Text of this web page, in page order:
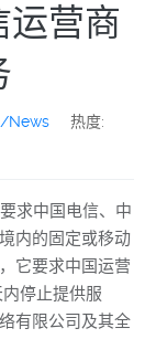
运营商
/News
热度:
求中国电信、中
内的固定或移动
它要求中国运营
停止提供服
有限公司及其全